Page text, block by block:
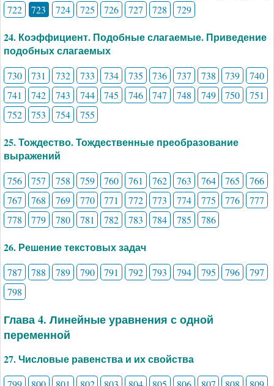
722
723 724 725 726 727 728 729
24. Коэффициент. Подобные слагаемые. Приведение
подобных слагаемых
730 731 732 733 734 735 736 737 738 739
740
741
742 743 744 745 746 747 748 749 750
751
752
753 754 755
25. Тождество. Тождественные преобразование
выражений
756 757 758 759 760 761 762 763 764 765
766
767
768 769 770 771 772 773 774 775 776
777
778
779 780 781 782 783 784 785 786
26. Решение текстовых задач
787 788 789 790 791 792 793 794 795 796
797
798
Глава 4. Линейные уравнения с одной
переменной
27. Числовые равенства и их свойства